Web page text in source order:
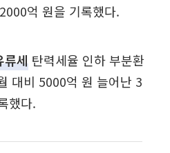
억 원을 기록했다.
류세 탄력세율 인하 부분환
대비 5000억 원 늘어난 3
했다.